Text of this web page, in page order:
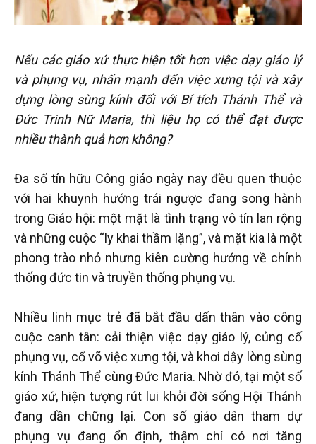
Nếu các giáo xứ thực hiện tốt hơn việc dạy giáo lý
và phụng vụ, nhấn mạnh đến việc xưng tội và xây
dựng lòng sùng kính đối với Bí tích Thánh Thể và
Đức Trinh Nữ Maria, thì liệu họ có thể đạt được
nhiều thành quả hơn không?
Đa số tín hữu Công giáo ngày nay đều quen thuộc
với hai khuynh hướng trái ngược đang song hành
trong Giáo hội: một mặt là tình trạng vô tín lan rộng
và những cuộc “ly khai thầm lặng”, và mặt kia là một
phong trào nhỏ nhưng kiên cường hướng về chính
thống đức tin và truyền thống phụng vụ.
Nhiều linh mục trẻ đã bắt đầu dấn thân vào công
cuộc canh tân: cải thiện việc dạy giáo lý, củng cố
phụng vụ, cổ võ việc xưng tội, và khơi dậy lòng sùng
kính Thánh Thể cùng Đức Maria. Nhờ đó, tại một số
giáo xứ, hiện tượng rút lui khỏi đời sống Hội Thánh
đang dần chững lại. Con số giáo dân tham dự
phụng vụ đang ổn định, thậm chí có nơi tăng